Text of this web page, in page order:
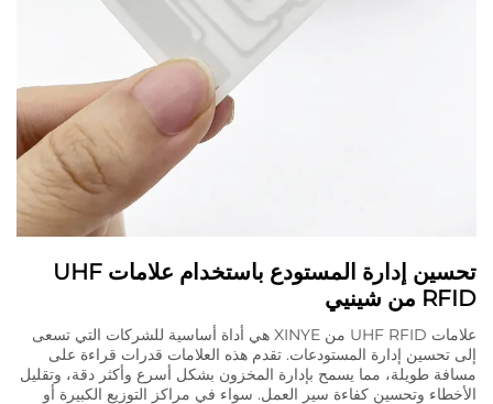
تحسين إدارة المستودع باستخدام علامات UHF
RFID من شينيي
علامات UHF RFID من XINYE هي أداة أساسية للشركات التي تسعى
إلى تحسين إدارة المستودعات. تقدم هذه العلامات قدرات قراءة على
مسافة طويلة، مما يسمح بإدارة المخزون بشكل أسرع وأكثر دقة، وتقليل
الأخطاء وتحسين كفاءة سير العمل. سواء في مراكز التوزيع الكبيرة أو